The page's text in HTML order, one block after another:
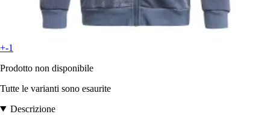
+-1
Prodotto non disponibile
Tutte le varianti sono esaurite
Descrizione